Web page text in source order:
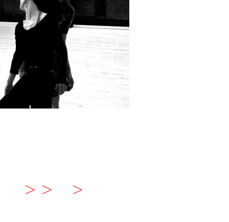
> > >